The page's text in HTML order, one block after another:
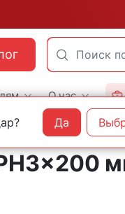
О нас
Да